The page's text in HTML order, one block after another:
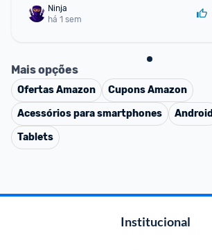
há 1 sem
Mais opções
OfertasAmazon CuponsAmazon
Acessórios para smartphones
Android
Tablets
Institucional